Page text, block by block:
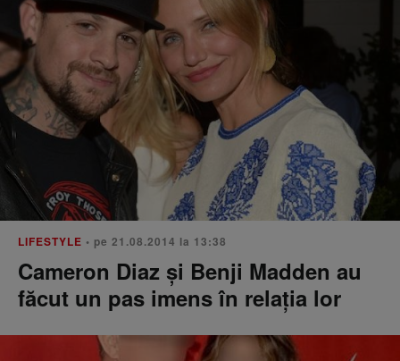
LIFESTYLE • pe 21.08.2014 la 13:38
Cameron Diaz și Benji Madden au
făcut un pas imens în relația lor